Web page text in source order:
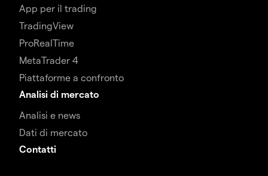
App per il trading
TradingView
ProRealTime
MetaTrader 4
Piattaforme a confronto
Analisi di mercato
Analisi e news
Dati di mercato
Contatti